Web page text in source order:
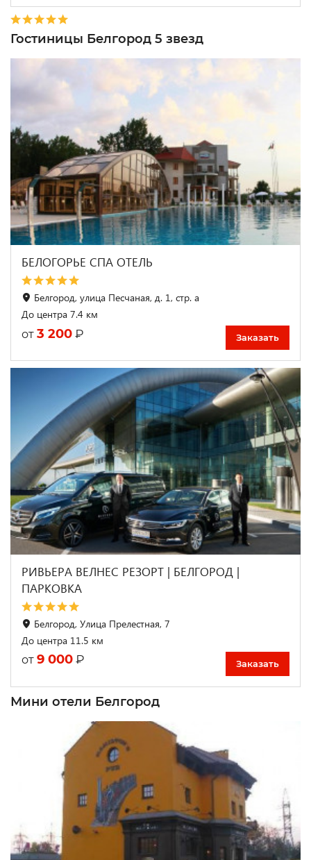
Гостиницы Белгород 5 звезд
БЕЛОГОРЬЕ СПА ОТЕЛЬ
Белгород, улица Песчаная, д. 1, стр. а
До центра 7.4 км
от 3 200 ₽ Заказать
РИВЬЕРА ВЕЛНЕС РЕЗОРТ | БЕЛГОРОД |
ПАРКОВКА
Белгород, Улица Прелестная, 7
До центра 11.5 км
от 9 000 ₽ Заказать
Мини отели Белгород